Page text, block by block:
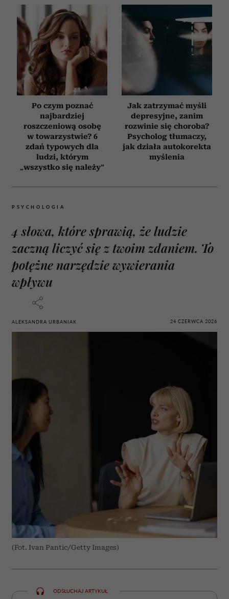
Po czym poznać
najbardziej
roszczeniową osobę
w towarzystwie? 6
zdań typowych dla
ludzi, którym
„wszystko się należy”
Jak zatrzymać myśli
depresyjne, zanim
rozwinie się choroba?
Psycholog tłumaczy,
jak działa autokorekta
myślenia
PSYCHOLOGIA
4 słowa, które sprawią, że ludzie
zaczną liczyć się z twoim zdaniem. To
potężne narzędzie wywierania
wpływu
ALEKSANDRA URBANIAK 24 CZERWCA 2026
(Fot. Ivan Pantic/Getty Images)
ODSŁUCHAJ ARTYKUŁ